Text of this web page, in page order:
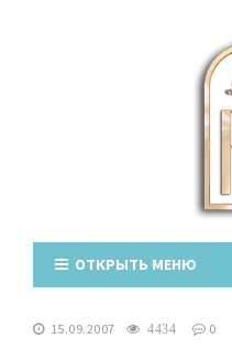
ОТКРЫТЬ МЕНЮ
15.09.2007 4434 0